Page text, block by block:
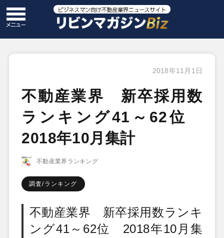
2018年11月1日
不動産業界 新卒採用数
ランキング41～62位
2018年10月集計
不動産業界ランキング
調査/ランキング
不動産業界 新卒採用数ランキ
ング41～62位 2018年10月集